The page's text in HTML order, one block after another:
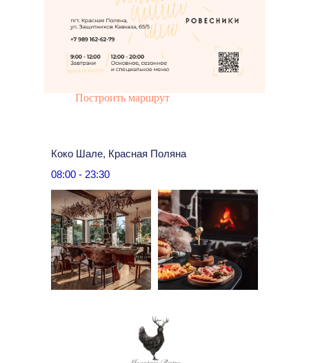
Построить маршрут
08:00 - 23:30
Коко Шале, Красная Поляна